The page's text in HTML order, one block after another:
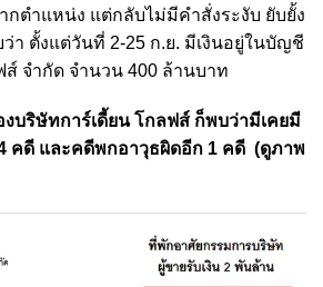
กตำแหน่ง แต่กลับไม่มีคำสั่งระงับ ยับยั้ง
า ตั้งแต่วันที่ 2-25 ก.ย. มีเงินอยู่ในบัญชี
จำกัด จำนวน 400 ล้านบาท
บริษัทการ์เดี้ยน โกลฟส์ ก็พบว่ามีเคยมี
คดี และคดีพกอาวุธผิดอีก 1 คดี (ดูภาพ